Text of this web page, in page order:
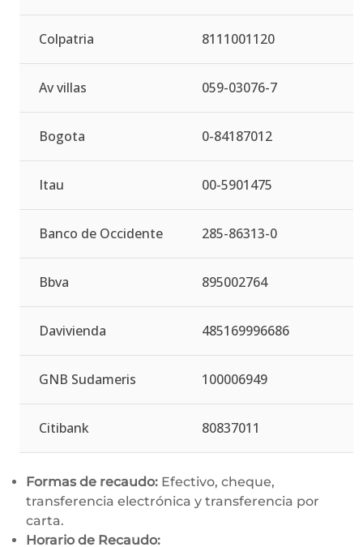
Colpatria 8111001120
Av villas 059-03076-7
Bogota 0-84187012
Itau 00-5901475
Banco de Occidente 285-86313-0
Bbva 895002764
Davivienda 485169996686
GNB Sudameris 100006949
Citibank 80837011
Formas de recaudo: Efectivo, cheque,
transferencia electrónica y transferencia por
carta.
Horario de Recaudo: